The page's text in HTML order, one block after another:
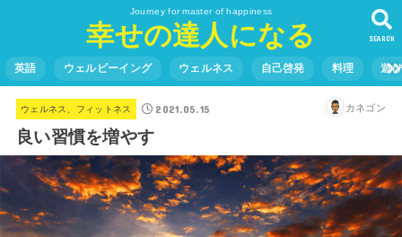
Journey for master of happiness
幸せの達人になる SEARCH
英語 ウェルビーイング ウェルネス 自己啓発 料理 遊
ウェルネス、フィットネス 2021.05.15 カネゴン
良い習慣を増やす